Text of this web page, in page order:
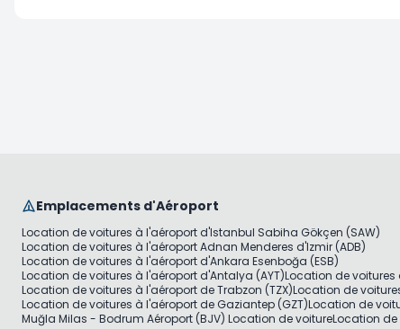
Emplacements d'Aéroport
Location de voitures à l'aéroport d'Istanbul Sabiha Gökçen (SAW)
Location de voitures à l'aéroport Adnan Menderes d'Izmir (ADB)
Location de voitures à l'aéroport d'Ankara Esenboğa (ESB)
Location de voitures à l'aéroport d'Antalya (AYT)Location de voitures
Location de voitures à l'aéroport de Trabzon (TZX)Location de
Location de voitures à l'aéroport de Gaziantep (GZT)Location de
Muğla Milas - Bodrum Aéroport (BJV) Location de voitureLocation de